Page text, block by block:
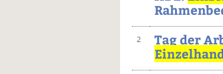
2
Tag der